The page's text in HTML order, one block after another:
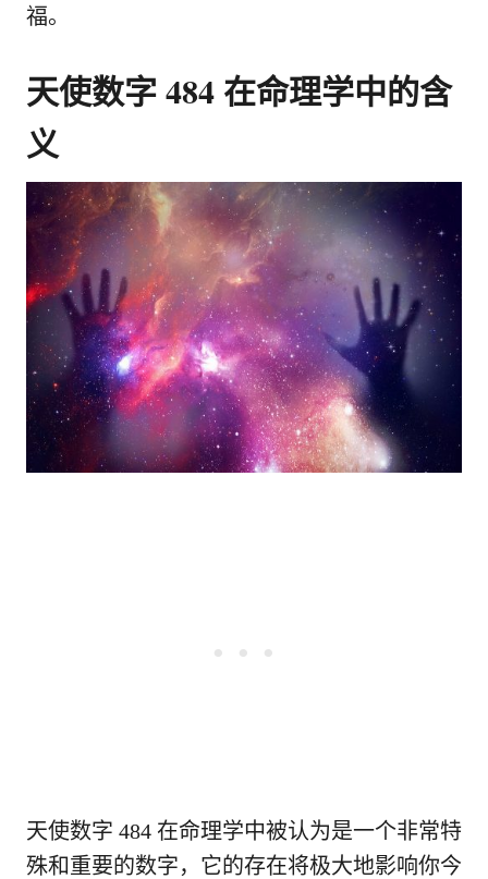
福。
天使数字 484 在命理学中的含
义
天使数字 484 在命理学中被认为是一个非常特
殊和重要的数字，它的存在将极大地影响你今